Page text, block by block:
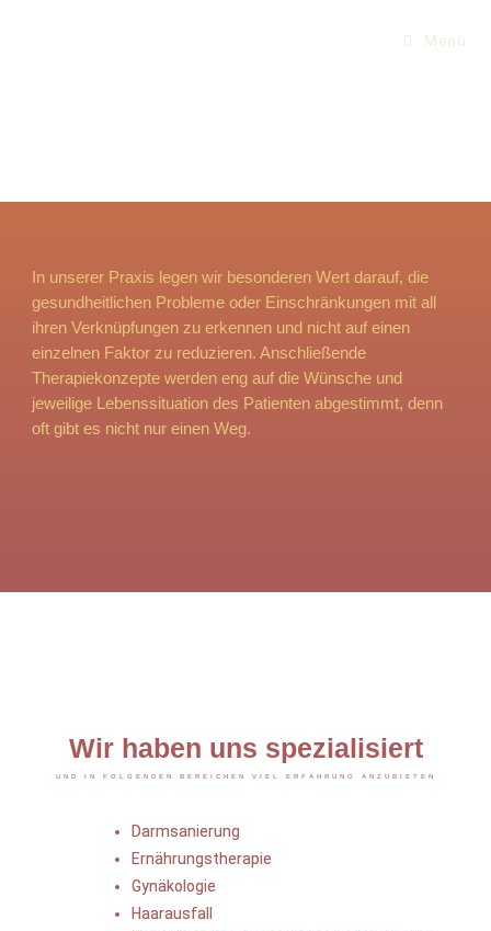
Menü
In unserer Praxis legen wir besonderen Wert darauf, die
gesundheitlichen Probleme oder Einschränkungen mit all
ihren Verknüpfungen zu erkennen und nicht auf einen
einzelnen Faktor zu reduzieren. Anschließende
Therapiekonzepte werden eng auf die Wünsche und
jeweilige Lebenssituation des Patienten abgestimmt, denn
oft gibt es nicht nur einen Weg.
Wir haben uns spezialisiert
UND IN FOLGENDEN BEREICHEN VIEL ERFAHRUNG ANZUBIETEN
Darmsanierung
Ernährungstherapie
Gynäkologie
Haarausfall